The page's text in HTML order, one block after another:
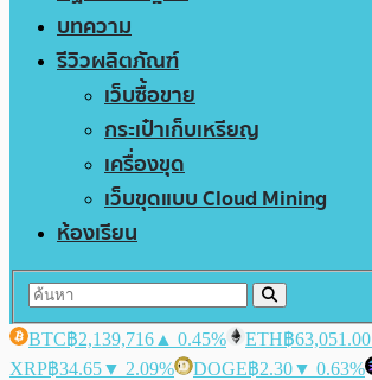
บทความ
รีวิวผลิตภัณฑ์
เว็บซื้อขาย
กระเป๋าเก็บเหรียญ
เครื่องขุด
เว็บขุดแบบ Cloud Mining
ห้องเรียน
BTC฿2,139,716 ▲ 0.45% ETH฿63,051.00
XRP฿34.65▼ 2.09% DOGE฿2.30▼ 0.63%